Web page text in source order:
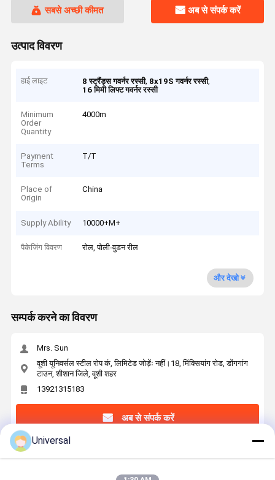
सबसे अच्छी कीमत अब से संपर्क करें
उत्पाद विवरण
हाई लाइट 8 स्ट्रैंड्स गवर्नर रस्सी, 8x19S गवर्नर रस्सी,
16 मिमी लिफ्ट गवर्नर रस्सी
Minimum
Order
Quantity
4000m
Payment
Terms
T/T
Place of
Origin
China
Supply Ability 10000+M+
पैकेजिंग विवरण रोल, पोली-वुडन रील
और देखो
सम्पर्क करने का विवरण
Mrs. Sun
वूशी यूनिवर्सल स्टील रोप कं, लिमिटेड जोड़ेंः नहीं।18, मिंक्सियांग रोड, डोंगगांग
टाउन, शीशान जिले, वूशी शहर
13921315183
अब से संपर्क करें
सबसे उत्तम प्रतिदान प्राप्त करें
Universal